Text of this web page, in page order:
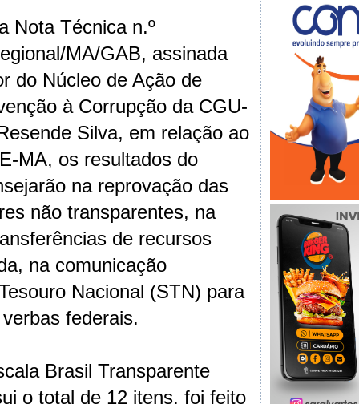
Nota Técnica n.º
MA/GAB, assinada
do Núcleo de Ação de
à Corrupção da CGU-
Silva, em relação ao
MA, os resultados do
na reprovação das
não transparentes, na
de recursos
na comunicação
Nacional (STN) para
federais.
Brasil Transparente
o total de 12 itens, foi feito